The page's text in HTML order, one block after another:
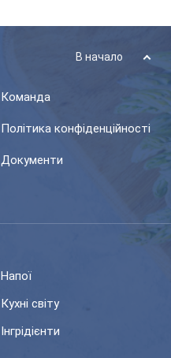
В начало
Команда
Політика конфіденційності
Документи
Напої
Кухні світу
Інгрідієнти